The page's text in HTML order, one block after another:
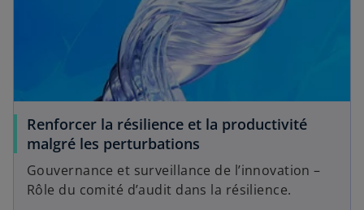
Renforcer la résilience et la productivité
malgré les perturbations
Gouvernance et surveillance de l’innovation –
Rôle du comité d’audit dans la résilience.